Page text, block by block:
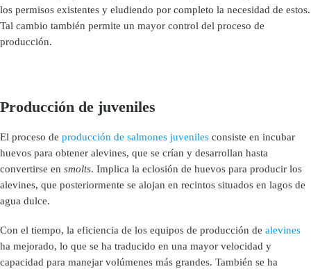
los permisos existentes y eludiendo por completo la necesidad de estos.
Tal cambio también permite un mayor control del proceso de
producción.
Producción de juveniles
El proceso de producción de salmones juveniles consiste en incubar
huevos para obtener alevines, que se crían y desarrollan hasta
convertirse en smolts. Implica la eclosión de huevos para producir los
alevines, que posteriormente se alojan en recintos situados en lagos de
agua dulce.
Con el tiempo, la eficiencia de los equipos de producción de alevines
ha mejorado, lo que se ha traducido en una mayor velocidad y
capacidad para manejar volúmenes más grandes. También se ha